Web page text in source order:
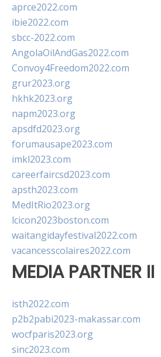
aprce2022.com
ibie2022.com
sbcc-2022.com
AngolaOilAndGas2022.com
Convoy4Freedom2022.com
grur2023.org
hkhk2023.org
napm2023.org
apsdfd2023.org
forumausape2023.com
imkl2023.com
careerfaircsd2023.com
apsth2023.com
MedItRio2023.org
lcicon2023boston.com
waitangidayfestival2022.com
vacancesscolaires2022.com
MEDIA PARTNER II
isth2022.com
p2b2pabi2023-makassar.com
wocfparis2023.org
sinc2023.com